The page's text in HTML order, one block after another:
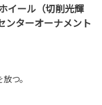
イール（切削光輝
ンターオーナメント
つ。